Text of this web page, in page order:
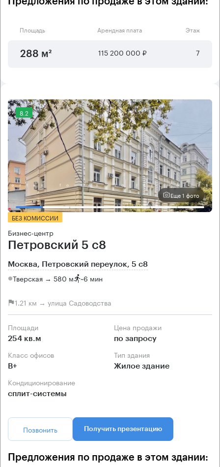
Площадь Арендная плата Этаж
288 м² 115 200 000 ₽ 7
8.2
Еще 1 фото
БЕЗ КОМИССИИ
Бизнес-центр
Петровский 5 с8
Москва, Петровский переулок, 5 с8
Тверская → 580 м ~6 мин
1.21 км → улица Садоводства
Площади
254 кв.м
Цена продажи
по запросу
Класс офисов
B+
Тип здания
Жилое здание
Кондиционирование
сплит-системы
Позвонить Получить презентацию
Предложения по продаже в этом здании: